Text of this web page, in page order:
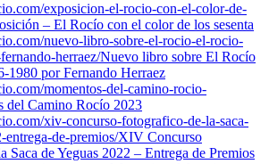
exposicion-el-rocio-con-el-color-de-
– El Rocío con el color de los sesenta
nuevo-libro-sobre-el-rocio-el-rocio-
herraez/Nuevo libro sobre El Rocío
1980 por Fernando Herraez
momentos-del-camino-rocio-
del Camino Rocío 2023
xiv-concurso-fotografico-de-la-saca-
entrega-de-premios/XIV Concurso
Saca de Yeguas 2022 – Entrega de Premios